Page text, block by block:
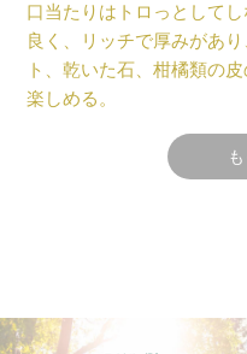
口当たりはトロっとして
良く、リッチで厚みがあ
ト、乾いた石、柑橘類の
楽しめる。
元コルギンのポール・ロ
ナリー。特にソーヴィニ
ソーヴィニヨン・ブランは